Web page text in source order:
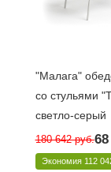
"Малага"
со стульями
светло-серый
Под заказ 10
Арт.: MAL-
180 642руб.
Экономия 112